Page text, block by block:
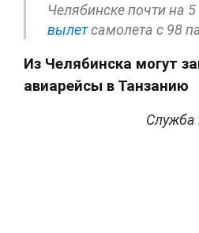
Челябинске почти на
вылетсамолета с 98
Из Челябинска могут
авиарейсы в Танзанию
Служба